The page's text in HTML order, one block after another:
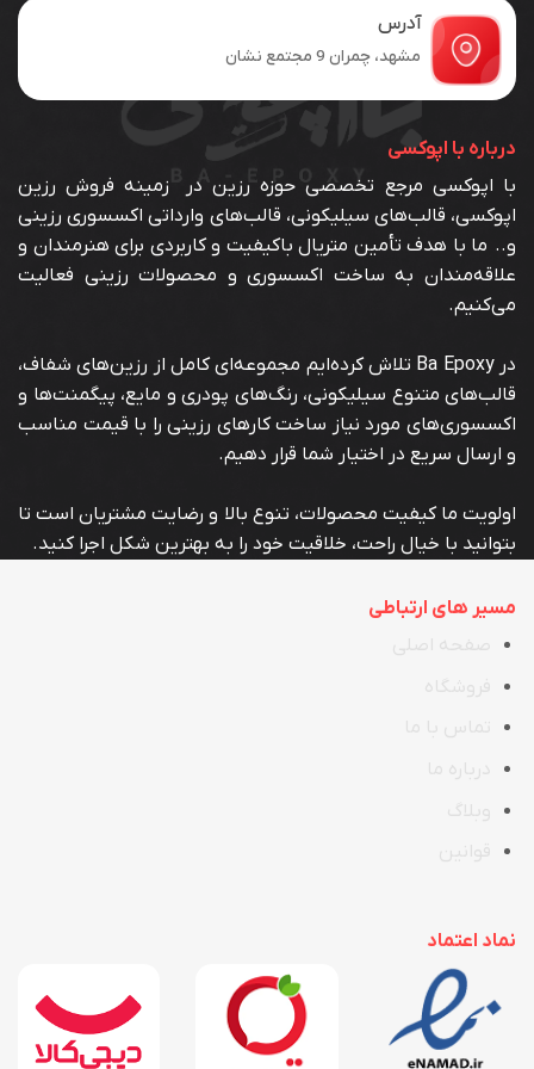
آدرس
مشهد، چمران 9 مجتمع نشان
درباره با اپوکسی
با اپوکسی مرجع تخصصی حوزه رزین در زمینه فروش رزین
اپوکسی، قالب‌های سیلیکونی، قالب‌های وارداتی اکسسوری رزینی
و.. ما با هدف تأمین متریال باکیفیت و کاربردی برای هنرمندان و
علاقه‌مندان به ساخت اکسسوری و محصولات رزینی فعالیت
می‌کنیم.
در Ba Epoxy تلاش کرده‌ایم مجموعه‌ای کامل از رزین‌های شفاف،
قالب‌های متنوع سیلیکونی، رنگ‌های پودری و مایع، پیگمنت‌ها و
اکسسوری‌های مورد نیاز ساخت کارهای رزینی را با قیمت مناسب
و ارسال سریع در اختیار شما قرار دهیم.
اولویت ما کیفیت محصولات، تنوع بالا و رضایت مشتریان است تا
بتوانید با خیال راحت، خلاقیت خود را به بهترین شکل اجرا کنید.
مسیر های ارتباطی
نماد اعتماد